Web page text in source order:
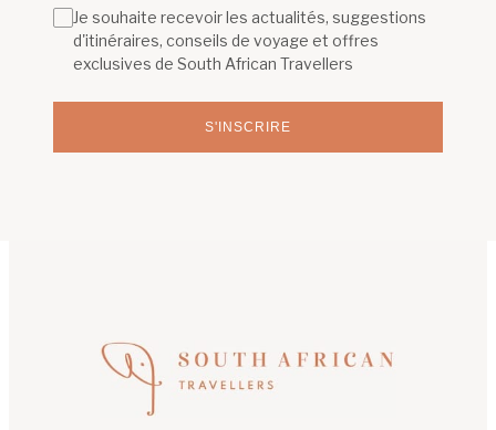
S'INSCRIRE
Je souhaite recevoir les actualités, suggestions
d'itinéraires, conseils de voyage et offres
exclusives de South African Travellers